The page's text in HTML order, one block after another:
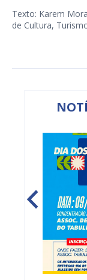
Texto: Karem
de Cultura,